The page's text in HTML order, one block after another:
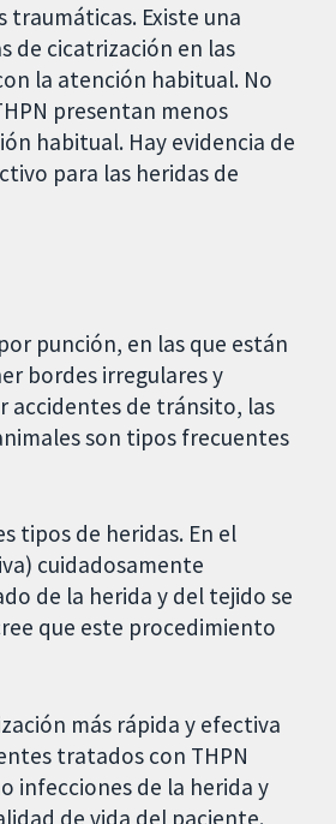
traumáticas. Existe una
de cicatrización en las
la atención habitual. No
presentan menos
habitual. Hay evidencia de
para las heridas de
punción, en las que están
bordes irregulares y
accidentes de tránsito, las
son tipos frecuentes
tipos de heridas. En el
cuidadosamente
de la herida y del tejido se
que este procedimiento
más rápida y efectiva
tratados con THPN
infecciones de la herida y
de vida del paciente.